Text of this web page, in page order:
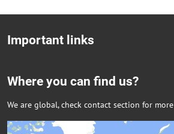
Important links
Where you can find us?
We are global, check contact section for more